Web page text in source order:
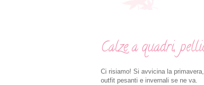
Calze a quadri,
Ci risiamo! Si avvicina la
outfit pesanti e invernali se ne va.